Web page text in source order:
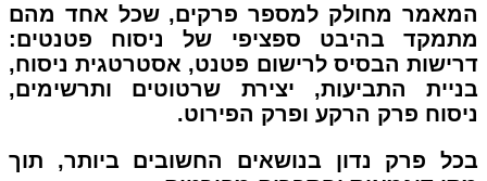
המאמר מחולק למספר פרקים, שכל אחד מהם
מתמקד בהיבט ספציפי של ניסוח פטנטים:
דרישות הבסיס לרישום פטנט, אסטרטגית ניסוח,
בניית התביעות, יצירת שרטוטים ותרשימים,
ניסוח פרק הרקע ופרק הפירוט.
בכל פרק נדון בנושאים החשובים ביותר, תוך